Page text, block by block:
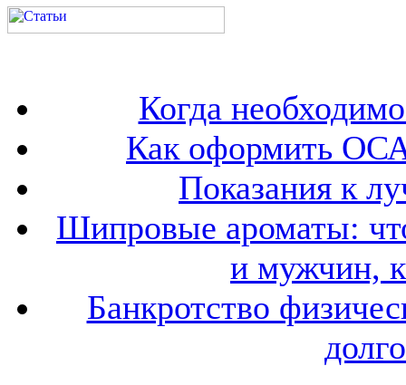
Когда
Как оформить
Показания к
Шипровые ароматы:
и мужчин,
Банкротство